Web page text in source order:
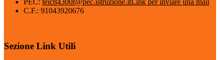
C.F.: 91043920676
Sezione Link Utili